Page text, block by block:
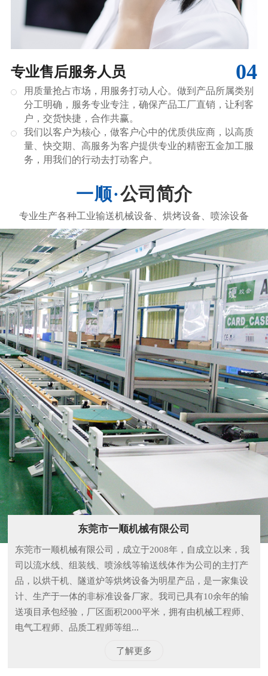
04
专业售后服务人员
用质量抢占市场，用服务打动人心。做到产品所属类别
分工明确，服务专业专注，确保产品工厂直销，让利客
户，交货快捷，合作共赢。
我们以客户为核心，做客户心中的优质供应商，以高质
量、快交期、高服务为客户提供专业的精密五金加工服
务，用我们的行动去打动客户。
公司简介
东莞市一顺机械有限公司
东莞市一顺机械有限公司，成立于2008年，自成立以来，我
司以流水线、组装线、喷涂线等输送线体作为公司的主打产
品，以烘干机、隧道炉等烘烤设备为明星产品，是一家集设
计、生产于一体的非标准设备厂家。我司已具有10余年的输
送项目承包经验，厂区面积2000平米，拥有由机械工程师、
电气工程师、品质工程师等组...
了解更多